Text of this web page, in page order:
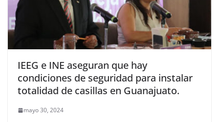
IEEG e INE aseguran que hay
condiciones de seguridad para instalar
totalidad de casillas en Guanajuato.
mayo 30, 2024